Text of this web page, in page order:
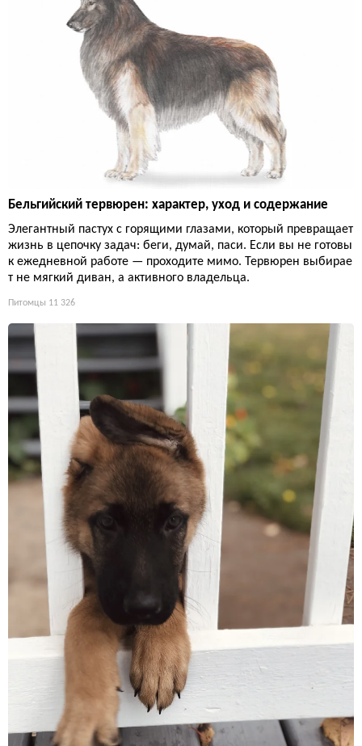
Бельгийский тервюрен: характер, уход и содержание
Элегантный пастух с горящими глазами, который превращает
жизнь в цепочку задач: беги, думай, паси. Если вы не готовы
к ежедневной работе — проходите мимо. Тервюрен выбирае
т не мягкий диван, а активного владельца.
Питомцы 11 326